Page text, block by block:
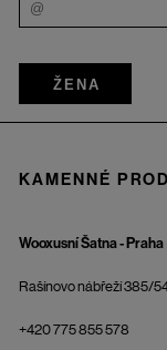
ŽENA
KAMENNÉ
Wooxusní Šatna - Praha
Rašínovo nábřeží 385/
+420 775 855 578